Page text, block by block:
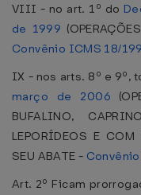
VIII - no art. 1º do
de 1999
Convênio ICMS 18/
IX - nos arts. 8º e 9º,
março de 2006
BUFALINO,
LEPORÍDEOS E COM
SEU ABATE -
Art. 2º Ficam